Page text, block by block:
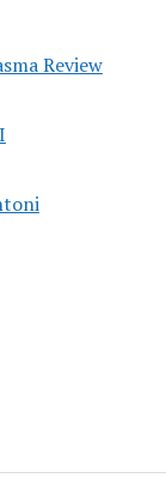
Review